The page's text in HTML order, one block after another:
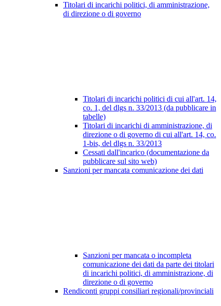
Titolari di incarichi politici, di amministrazione,
di direzione o di governo
Titolari di incarichi politici di cui all'art. 14,
co. 1, del dlgs n. 33/2013 (da pubblicare in
tabelle)
Titolari di incarichi di amministrazione, di
direzione o di governo di cui all'art. 14, co.
1-bis, del dlgs n. 33/2013
Cessati dall'incarico (documentazione da
pubblicare sul sito web)
Sanzioni per mancata comunicazione dei dati
Sanzioni per mancata o incompleta
comunicazione dei dati da parte dei titolari
di incarichi politici, di amministrazione, di
direzione o di governo
Rendiconti gruppi consiliari regionali/provinciali